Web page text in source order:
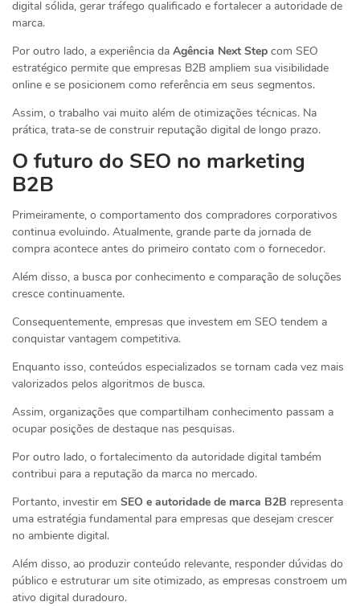
digital sólida, gerar tráfego qualificado e fortalecer a autoridade de
marca.
Por outro lado, a experiência da Agência Next Step com SEO
estratégico permite que empresas B2B ampliem sua visibilidade
online e se posicionem como referência em seus segmentos.
Assim, o trabalho vai muito além de otimizações técnicas. Na
prática, trata-se de construir reputação digital de longo prazo.
O futuro do SEO no marketing
B2B
Primeiramente, o comportamento dos compradores corporativos
continua evoluindo. Atualmente, grande parte da jornada de
compra acontece antes do primeiro contato com o fornecedor.
Além disso, a busca por conhecimento e comparação de soluções
cresce continuamente.
Consequentemente, empresas que investem em SEO tendem a
conquistar vantagem competitiva.
Enquanto isso, conteúdos especializados se tornam cada vez mais
valorizados pelos algoritmos de busca.
Assim, organizações que compartilham conhecimento passam a
ocupar posições de destaque nas pesquisas.
Por outro lado, o fortalecimento da autoridade digital também
contribui para a reputação da marca no mercado.
Portanto, investir em SEO e autoridade de marca B2B representa
uma estratégia fundamental para empresas que desejam crescer
no ambiente digital.
Além disso, ao produzir conteúdo relevante, responder dúvidas do
público e estruturar um site otimizado, as empresas constroem um
ativo digital duradouro.